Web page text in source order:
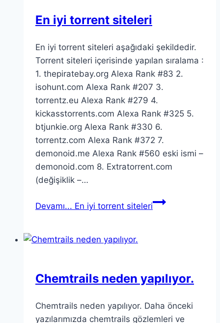
En iyi torrent siteleri
En iyi torrent siteleri aşağıdaki şekildedir.
Torrent siteleri içerisinde yapılan sıralama :
1. thepiratebay.org Alexa Rank #83 2.
isohunt.com Alexa Rank #207 3.
torrentz.eu Alexa Rank #279 4.
kickasstorrents.com Alexa Rank #325 5.
btjunkie.org Alexa Rank #330 6.
torrentz.com Alexa Rank #372 7.
demonoid.me Alexa Rank #560 eski ismi –
demonoid.com 8. Extratorrent.com
(değişiklik –…
Devamı... En iyi torrent siteleri
Chemtrails neden yapılıyor.
Chemtrails neden yapılıyor. Daha önceki
yazılarımızda chemtrails gözlemleri ve